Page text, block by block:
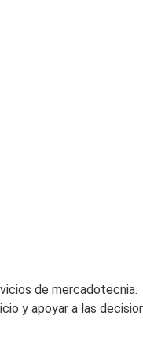
de mercadotecnia.
y apoyar a las